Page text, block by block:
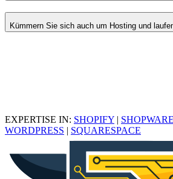
Kümmern Sie sich auch um Hosting und
EXPERTISE IN: SHOPIFY | SHOPWARE
WORDPRESS | SQUARESPACE